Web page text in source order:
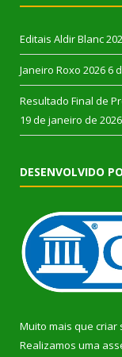
Editais Aldir Blanc
Janeiro Roxo 2026 6
Resultado Final de
19 de janeiro de 2026
DESENVOLVIDO
Muito mais que criar
Realizamos uma